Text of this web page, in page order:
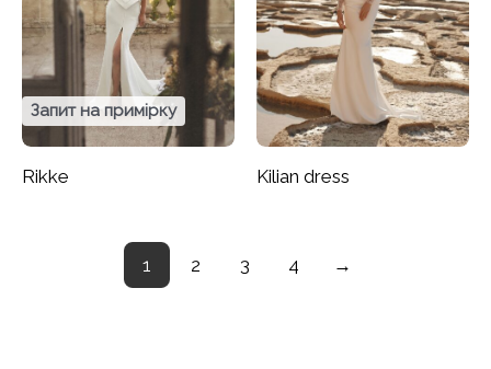
Запит на примірку
Rikke Kilian dress
1 2 3 4 →